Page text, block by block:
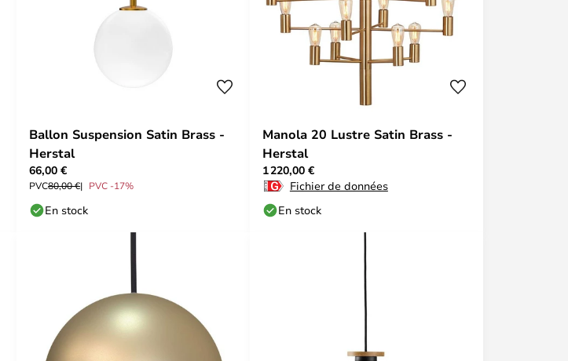
Ballon Suspension Satin Brass -
Herstal
66,00 €
PVC80,00 € PVC -17%
En stock
Manola 20 Lustre Satin Brass -
Herstal
1 220,00 €
Fichier de données
En stock